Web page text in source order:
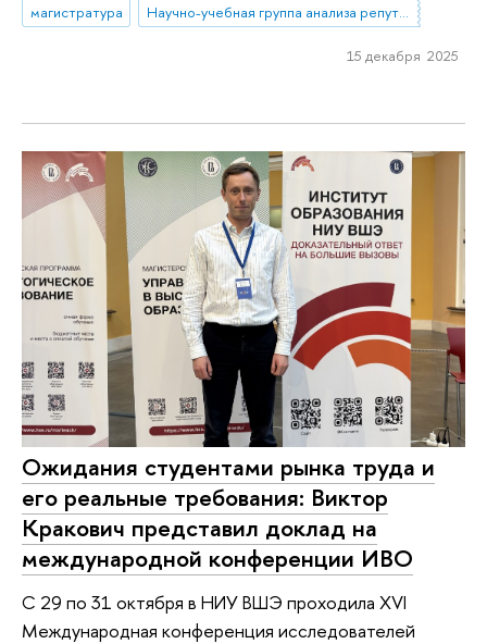
магистратура
Научно-учебная группа анализа репутационных эффектов топ-менеджмента банков
15 декабря 2025
Ожидания студентами рынка труда и
его реальные требования: Виктор
Кракович представил доклад на
международной конференции ИВО
С 29 по 31 октября в НИУ ВШЭ проходила XVI
Международная конференция исследователей